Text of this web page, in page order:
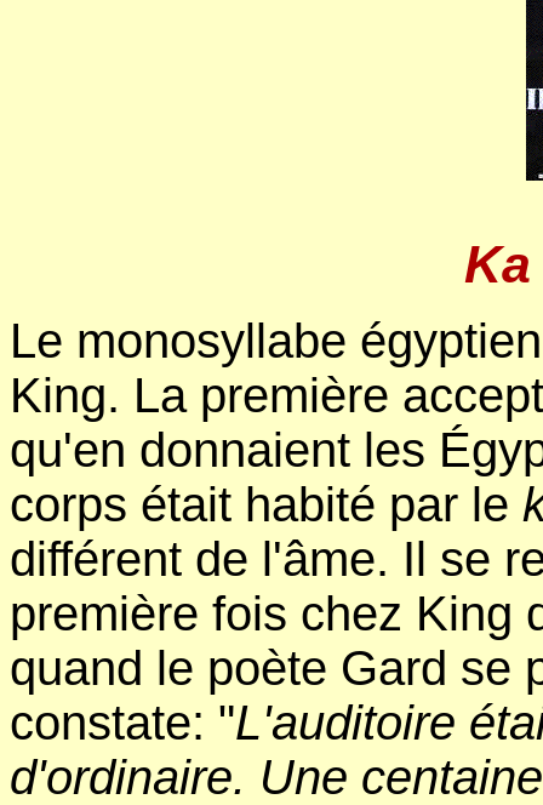
Le monosyllabe
King. La première
qu'en donnaient les
corps était habité par le
différent de l'âme. Il se
première fois chez King
quand le poète Gard se
constate: "L'auditoire
d'ordinaire. Une